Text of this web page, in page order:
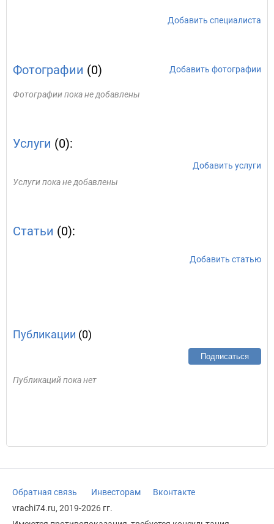
Добавить специалиста
Фотографии (0) Добавить фотографии
Фотографии пока не добавлены
Услуги (0):
Добавить услуги
Услуги пока не добавлены
Статьи (0):
Добавить статью
Публикации (0)
Подписаться
Публикаций пока нет
Обратная связь Инвесторам
Вконтакте
vrachi74.ru, 2019-2026 гг.